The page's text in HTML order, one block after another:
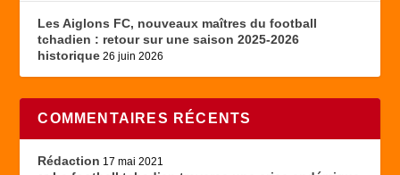
Les Aiglons FC, nouveaux maîtres du football
tchadien : retour sur une saison 2025-2026
historique 26 juin 2026
COMMENTAIRES RÉCENTS
Rédaction 17 mai 2021